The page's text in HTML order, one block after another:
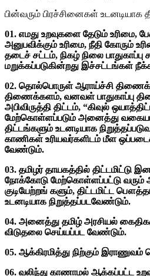
பின்வரும் பிரச்சினைகள் உடனடியாக
01. எமது உறவுகளை தேடும் உரிமை,
அனுபவிக்கும் உரிமை, நீதி கோரும்
தடைச் சட்டம், நிகழ் நிலை
மறுக்கப்படுகின்றது இச்சட்டங்கள்
02. தொல்பொருள் ஆராய்ச்சி
திணைக்களம், வனவள் பாதுகாப்பு
அபிவிருத்தி திட்டம், “கிவுல்
மேற்கொள்ளப்படும் அனைத்து
திட்டங்களும் உடனடியாக
காணிகள் உரியவர்களிடம் மீள
வேண்டும்.
03. தமிழர் தாயகத்தில் திட்டமிட்டு
நோக்கோடு மேற்கொள்ளப்பட்டு
குடியேற்றங் களும், திட்டமிட்ட
உடனடியாக நிறுத்தப்படவேண்டும்.
04. அனைத்து தமிழ் அரசியல்
விடுதலை செய்யப்பட வேண்டும்.
05. ஆக்கிரமித்து நிற்கும்
06. வலிந்து காணாமல் ஆக்கப்பட்ட